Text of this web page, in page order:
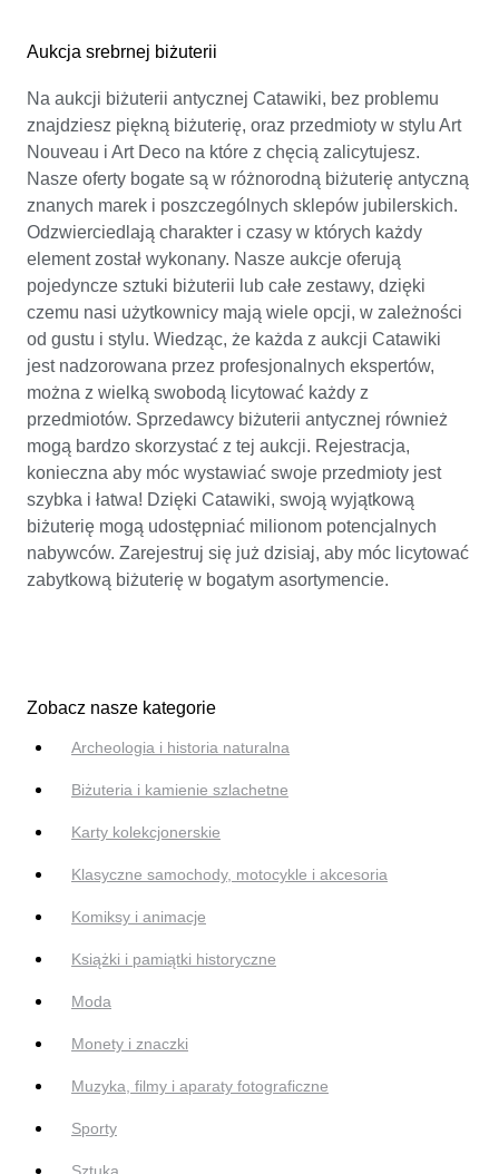
Aukcja srebrnej biżuterii
Na aukcji biżuterii antycznej Catawiki, bez problemu
znajdziesz piękną biżuterię, oraz przedmioty w stylu Art
Nouveau i Art Deco na które z chęcią zalicytujesz.
Nasze oferty bogate są w różnorodną biżuterię antyczną
znanych marek i poszczególnych sklepów jubilerskich.
Odzwierciedlają charakter i czasy w których każdy
element został wykonany. Nasze aukcje oferują
pojedyncze sztuki biżuterii lub całe zestawy, dzięki
czemu nasi użytkownicy mają wiele opcji, w zależności
od gustu i stylu. Wiedząc, że każda z aukcji Catawiki
jest nadzorowana przez profesjonalnych ekspertów,
można z wielką swobodą licytować każdy z
przedmiotów. Sprzedawcy biżuterii antycznej również
mogą bardzo skorzystać z tej aukcji. Rejestracja,
konieczna aby móc wystawiać swoje przedmioty jest
szybka i łatwa! Dzięki Catawiki, swoją wyjątkową
biżuterię mogą udostępniać milionom potencjalnych
nabywców. Zarejestruj się już dzisiaj, aby móc licytować
zabytkową biżuterię w bogatym asortymencie.
Zobacz nasze kategorie
Archeologia i historia naturalna
Biżuteria i kamienie szlachetne
Karty kolekcjonerskie
Klasyczne samochody, motocykle i akcesoria
Komiksy i animacje
Książki i pamiątki historyczne
Moda
Monety i znaczki
Muzyka, filmy i aparaty fotograficzne
Sporty